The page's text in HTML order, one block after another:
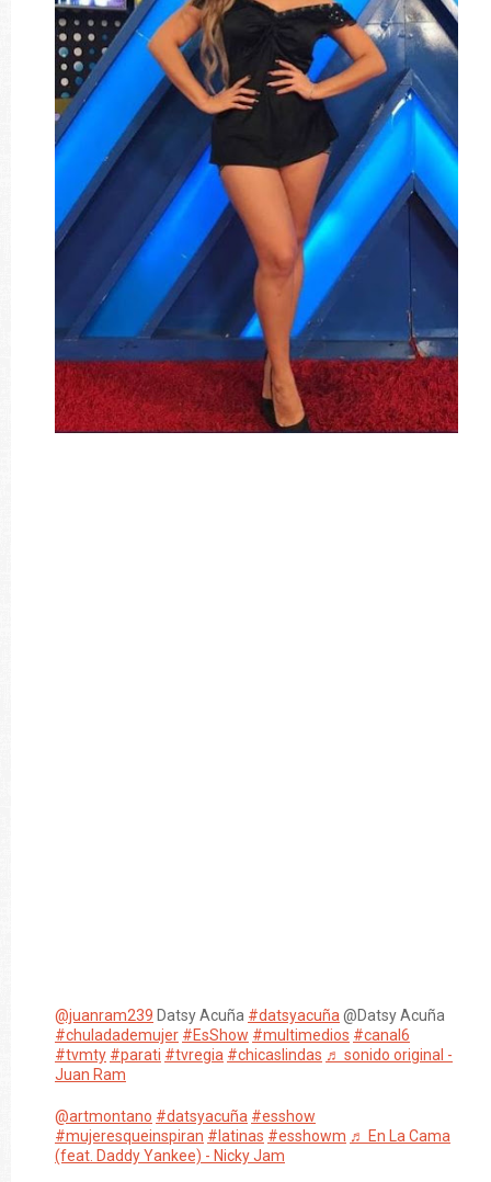
@juanram239 Datsy Acuña #datsyacuña @Datsy Acuña
#chuladademujer #EsShow #multimedios #canal6
#tvmty #parati #tvregia #chicaslindas ♬ sonido original -
Juan Ram
@artmontano #datsyacuña #esshow
#mujeresqueinspiran #latinas #esshowm ♬ En La Cama
(feat. Daddy Yankee) - Nicky Jam